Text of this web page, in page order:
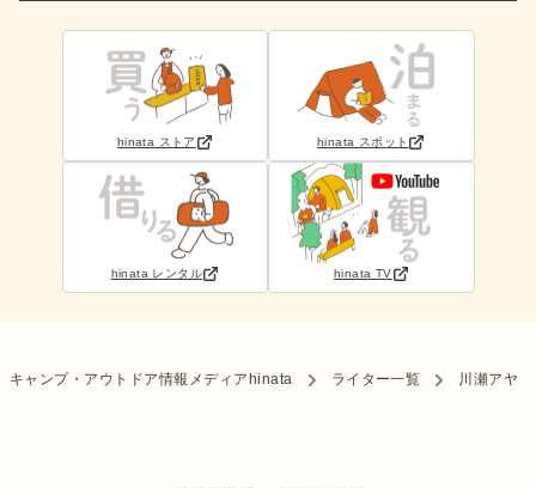
hinata ストア hinata スポット
hinata レンタル hinata TV
キャンプ・アウトドア情報メディアhinata ライター一覧 川瀬アヤ